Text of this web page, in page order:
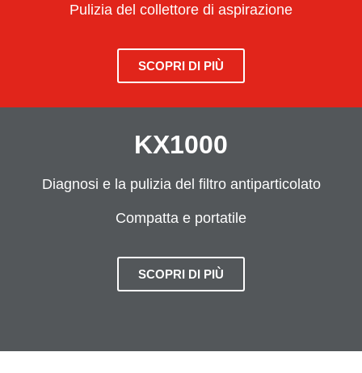
Pulizia del collettore di aspirazione
SCOPRI DI PIÙ
KX1000
Diagnosi e la pulizia del filtro antiparticolato
Compatta e portatile
SCOPRI DI PIÙ